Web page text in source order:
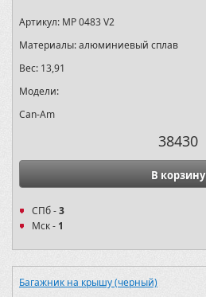
Артикул: MP 0483 V2
Материалы:алюминиевый сплав
Вес: 13,91
Модели:
Can-Am
38430
В корзину
СПб -3
Мск - 1
Багажник на крышу (черный)